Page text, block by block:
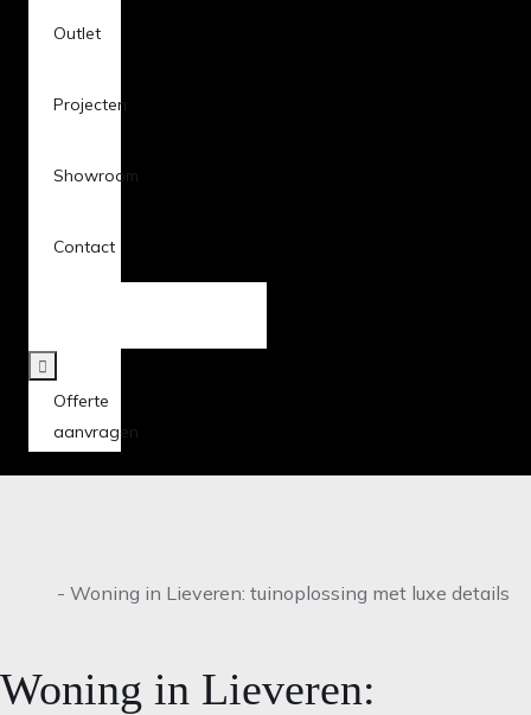
Outlet
Projecten
Showroom
Contact
Offerte
aanvragen
- Woning in Lieveren: tuinoplossing met luxe details
Woning in Lieveren: